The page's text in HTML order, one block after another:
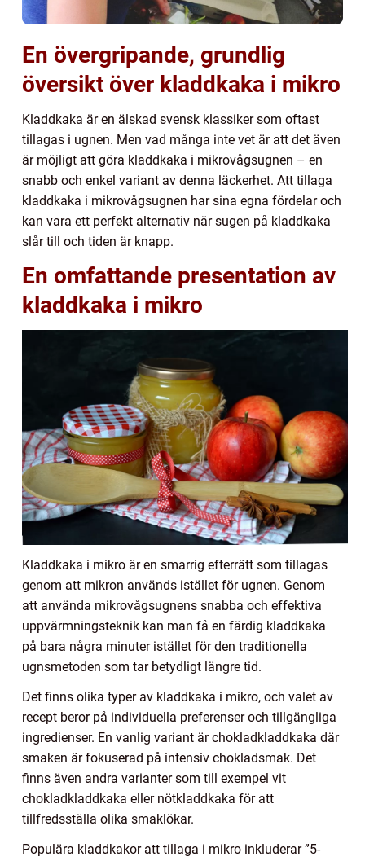
En övergripande, grundlig
översikt över kladdkaka i mikro
Kladdkaka är en älskad svensk klassiker som oftast
tillagas i ugnen. Men vad många inte vet är att det även
är möjligt att göra kladdkaka i mikrovågsugnen – en
snabb och enkel variant av denna läckerhet. Att tillaga
kladdkaka i mikrovågsugnen har sina egna fördelar och
kan vara ett perfekt alternativ när sugen på kladdkaka
slår till och tiden är knapp.
En omfattande presentation av
kladdkaka i mikro
Kladdkaka i mikro är en smarrig efterrätt som tillagas
genom att mikron används istället för ugnen. Genom
att använda mikrovågsugnens snabba och effektiva
uppvärmningsteknik kan man få en färdig kladdkaka
på bara några minuter istället för den traditionella
ugnsmetoden som tar betydligt längre tid.
Det finns olika typer av kladdkaka i mikro, och valet av
recept beror på individuella preferenser och tillgängliga
ingredienser. En vanlig variant är chokladkladdkaka där
smaken är fokuserad på intensiv chokladsmak. Det
finns även andra varianter som till exempel vit
chokladkladdkaka eller nötkladdkaka för att
tillfredsställa olika smaklökar.
Populära kladdkakor att tillaga i mikro inkluderar ”5-